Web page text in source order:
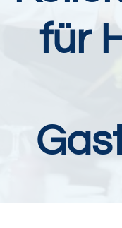
für